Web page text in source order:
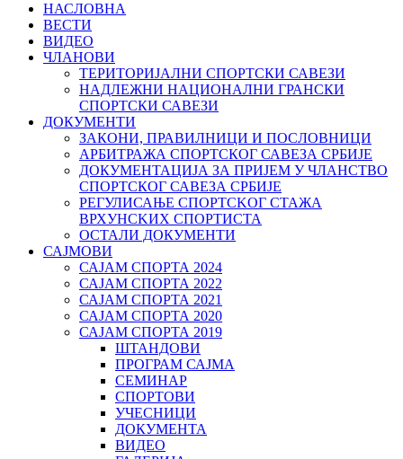
НАСЛОВНА
ВЕСТИ
ВИДЕО
ЧЛАНОВИ
ТЕРИТОРИЈАЛНИ СПОРТСКИ САВЕЗИ
НАДЛЕЖНИ НАЦИОНАЛНИ ГРАНСКИ
СПОРТСКИ САВЕЗИ
ДОКУМЕНТИ
ЗАКОНИ, ПРАВИЛНИЦИ И ПОСЛОВНИЦИ
АРБИТРАЖА СПОРТСКОГ САВЕЗА СРБИЈЕ
ДОКУМЕНТАЦИЈА ЗА ПРИЈЕМ У ЧЛАНСТВО
СПОРТСКОГ САВЕЗА СРБИЈЕ
РЕГУЛИСАЊЕ СПОРТСKОГ СТАЖА
ВРХУНСKИХ СПОРТИСТА
ОСТАЛИ ДОКУМЕНТИ
САЈМОВИ
САЈАМ СПОРТА 2024
САЈАМ СПОРТА 2022
САЈАМ СПОРТА 2021
САЈАМ СПОРТА 2020
САЈАМ СПОРТА 2019
ШТАНДОВИ
ПРОГРАМ САЈМА
СЕМИНАР
СПОРТОВИ
УЧЕСНИЦИ
ДОКУМЕНТА
ВИДЕО